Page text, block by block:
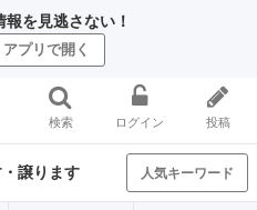
を見逃さない！
アプリで開く
検索 ログイン 投稿
譲ります 人気キーワード